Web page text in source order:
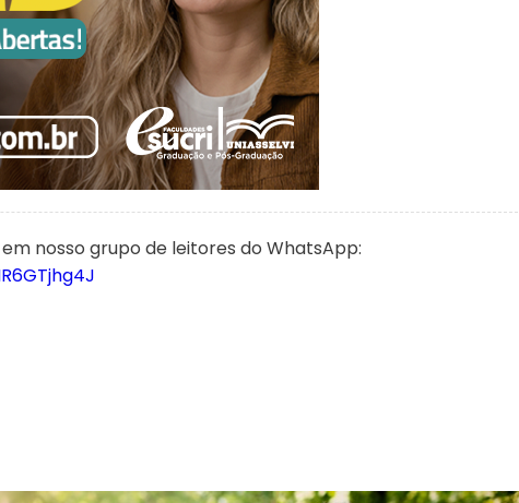
nosso grupo de leitores do WhatsApp: